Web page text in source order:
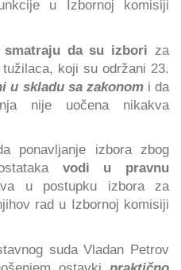
u Izbornoj komisiji
smatraju da su izbori za
koji su održani 23.
u skladu sa zakonomi da
nije uočena nikakva
ponavljanje izbora zbog
vodi u pravnu
u postupku izbora za
rad u Izbornoj komisiji
suda Vladan Petrov